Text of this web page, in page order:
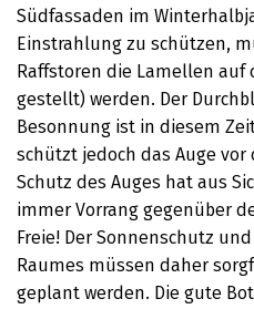
Südfassaden im
Einstrahlung zu schützen,
Raffstoren die Lamellen auf
gestellt) werden. Der
Besonnung ist in diesem
schützt jedoch das Auge vor
Schutz des Auges hat aus
immer Vorrang gegenüber
Freie! Der Sonnenschutz
Raumes müssen daher
geplant werden. Die gute